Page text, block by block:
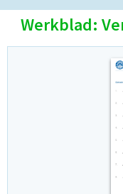
Werkblad: